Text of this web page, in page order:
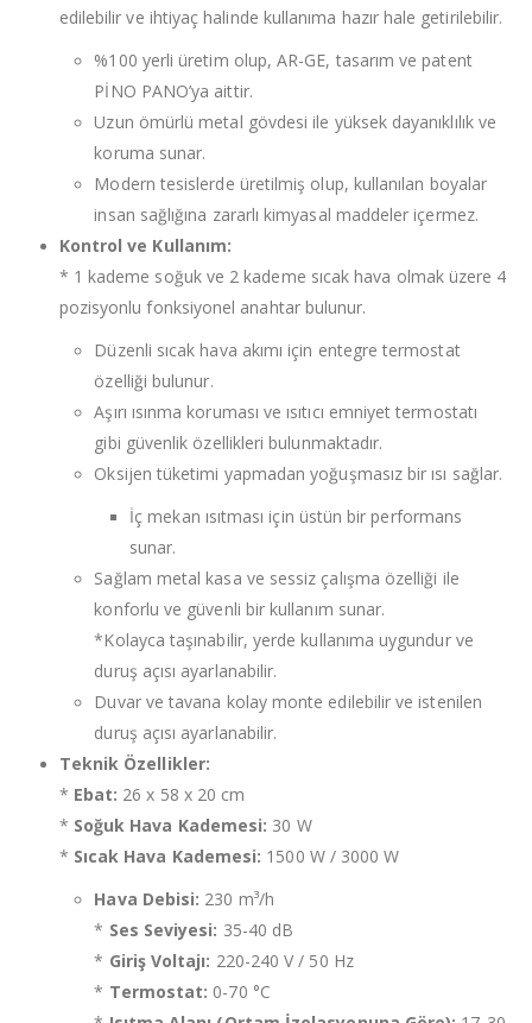
edilebilir ve ihtiyaç halinde kullanıma hazır hale getirilebilir.
%100 yerli üretim olup, AR-GE, tasarım ve patent
PİNO PANO’ya aittir.
Uzun ömürlü metal gövdesi ile yüksek dayanıklılık ve
koruma sunar.
Modern tesislerde üretilmiş olup, kullanılan boyalar
insan sağlığına zararlı kimyasal maddeler içermez.
Kontrol ve Kullanım:
* 1 kademe soğuk ve 2 kademe sıcak hava olmak üzere 4
pozisyonlu fonksiyonel anahtar bulunur.
Düzenli sıcak hava akımı için entegre termostat
özelliği bulunur.
Aşırı ısınma koruması ve ısıtıcı emniyet termostatı
gibi güvenlik özellikleri bulunmaktadır.
Oksijen tüketimi yapmadan yoğuşmasız bir ısı sağlar.
İç mekan ısıtması için üstün bir performans
sunar.
Sağlam metal kasa ve sessiz çalışma özelliği ile
konforlu ve güvenli bir kullanım sunar.
*Kolayca taşınabilir, yerde kullanıma uygundur ve
duruş açısı ayarlanabilir.
Duvar ve tavana kolay monte edilebilir ve istenilen
duruş açısı ayarlanabilir.
Teknik Özellikler:
* Ebat: 26 x 58 x 20 cm
* Soğuk Hava Kademesi: 30 W
* Sıcak Hava Kademesi: 1500 W / 3000 W
Hava Debisi: 230 m³/h
* Ses Seviyesi: 35-40 dB
* Giriş Voltajı: 220-240 V / 50 Hz
* Termostat: 0-70 °C